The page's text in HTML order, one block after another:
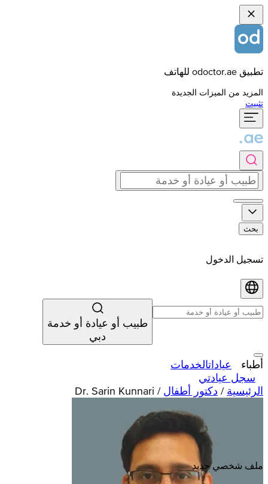
تطبيق odoctor.ae للهاتف
المزيد من الميزات الجديدة
تثبيت
بحث
تسجيل الدخول
طبيب أو عيادة أو خدمة
دبي
أطباء عياداتالخدمات
سجل عيادتي
الرئيسية / دكتور أطفال /
Dr. Sarin Kunnari
ملف شخصي جديد